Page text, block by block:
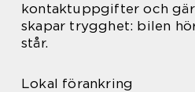
kontaktuppgifter och
skapar trygghet: bilen
står.
Lokal förankring